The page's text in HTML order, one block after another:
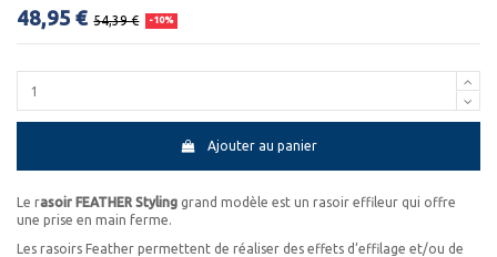
48,95 € 54,39 € -10%
Ajouter au panier
Le rasoir FEATHER Styling grand modèle est un rasoir effileur qui offre
une prise en main ferme.
Les rasoirs Feather permettent de réaliser des effets d’effilage et/ou de